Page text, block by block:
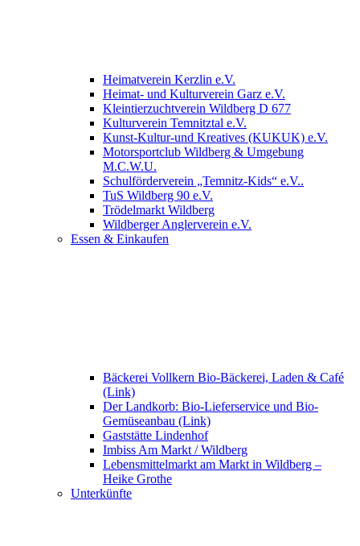
Heimatverein Kerzlin e.V.
Heimat- und Kulturverein Garz e.V.
Kleintierzuchtverein Wildberg D 677
Kulturverein Temnitztal e.V.
Kunst-Kultur-und Kreatives (KUKUK) e.V.
Motorsportclub Wildberg & Umgebung
M.C.W.U.
Schulförderverein „Temnitz-Kids“ e.V..
TuS Wildberg 90 e.V.
Trödelmarkt Wildberg
Wildberger Anglerverein e.V.
Essen & Einkaufen
Bäckerei Vollkern Bio-Bäckerei, Laden & Café
(Link)
Der Landkorb: Bio-Lieferservice und Bio-
Gemüseanbau (Link)
Gaststätte Lindenhof
Imbiss Am Markt / Wildberg
Lebensmittelmarkt am Markt in Wildberg –
Heike Grothe
Unterkünfte